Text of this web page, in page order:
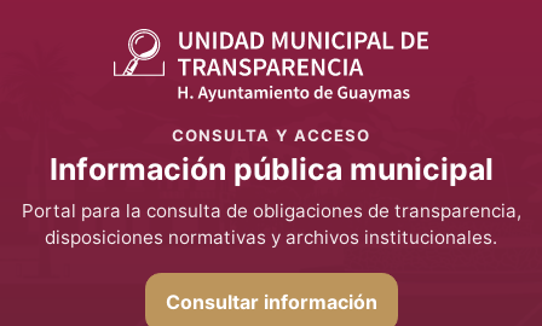
CONSULTA Y ACCESO
Información pública municipal
Portal para la consulta de obligaciones de transparencia,
disposiciones normativas y archivos institucionales.
Consultar información